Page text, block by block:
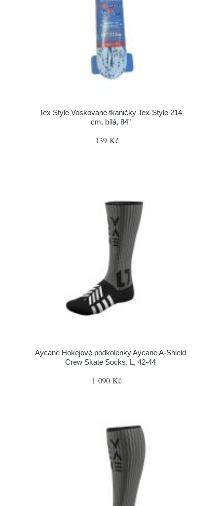
Tex Style Voskované tkaničky Tex-Style 214
cm, bílá, 84"
139 Kč
Aycane Hokejové podkolenky Aycane A-Shield
Crew Skate Socks, L, 42-44
1 090 Kč